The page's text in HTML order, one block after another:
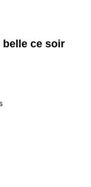
belle ce soir